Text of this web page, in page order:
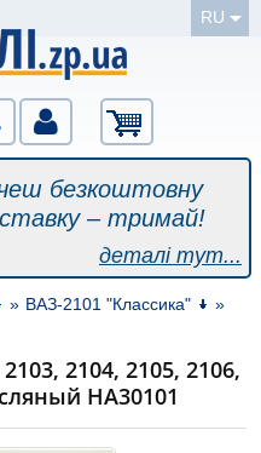
RU
безкоштовну
– тримай!
деталі тут...
» ВАЗ-2101 "Классика"
»
2104, 2105, 2106,
HA30101